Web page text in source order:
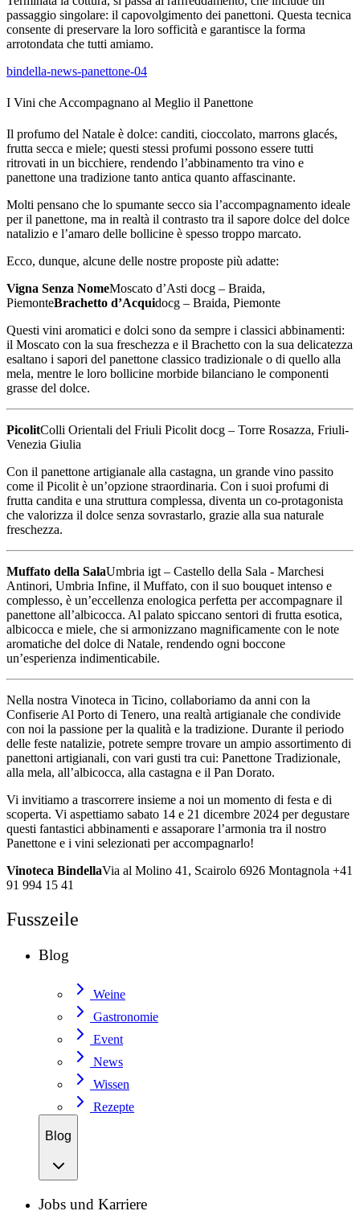
passaggio singolare: il capovolgimento dei panettoni. Questa tecnica
consente di preservare la loro sofficità e garantisce la forma
arrotondata che tutti amiamo.
bindella-news-panettone-04
I Vini che Accompagnano al Meglio il Panettone
Il profumo del Natale è dolce: canditi, cioccolato, marrons glacés,
frutta secca e miele; questi stessi profumi possono essere tutti
ritrovati in un bicchiere, rendendo l’abbinamento tra vino e
panettone una tradizione tanto antica quanto affascinante.
Molti pensano che lo spumante secco sia l’accompagnamento ideale
per il panettone, ma in realtà il contrasto tra il sapore dolce del dolce
natalizio e l’amaro delle bollicine è spesso troppo marcato.
Ecco, dunque, alcune delle nostre proposte più adatte:
Vigna Senza NomeMoscato d’Asti docg – Braida,
PiemonteBrachetto d’Acquidocg – Braida, Piemonte
Questi vini aromatici e dolci sono da sempre i classici abbinamenti:
il Moscato con la sua freschezza e il Brachetto con la sua delicatezza
esaltano i sapori del panettone classico tradizionale o di quello alla
mela, mentre le loro bollicine morbide bilanciano le componenti
grasse del dolce.
PicolitColli Orientali del Friuli Picolit docg – Torre Rosazza, Friuli-
Venezia Giulia
Con il panettone artigianale alla castagna, un grande vino passito
come il Picolit è un’opzione straordinaria. Con i suoi profumi di
frutta candita e una struttura complessa, diventa un co-protagonista
che valorizza il dolce senza sovrastarlo, grazie alla sua naturale
freschezza.
Muffato della SalaUmbria igt – Castello della Sala - Marchesi
Antinori, Umbria Infine, il Muffato, con il suo bouquet intenso e
complesso, è un’eccellenza enologica perfetta per accompagnare il
panettone all’albicocca. Al palato spiccano sentori di frutta esotica,
albicocca e miele, che si armonizzano magnificamente con le note
aromatiche del dolce di Natale, rendendo ogni boccone
un’esperienza indimenticabile.
Nella nostra Vinoteca in Ticino, collaboriamo da anni con la
Confiserie Al Porto di Tenero, una realtà artigianale che condivide
con noi la passione per la qualità e la tradizione. Durante il periodo
delle feste natalizie, potrete sempre trovare un ampio assortimento di
panettoni artigianali, con vari gusti tra cui: Panettone Tradizionale,
alla mela, all’albicocca, alla castagna e il Pan Dorato.
Vi invitiamo a trascorrere insieme a noi un momento di festa e di
scoperta. Vi aspettiamo sabato 14 e 21 dicembre 2024 per degustare
questi fantastici abbinamenti e assaporare l’armonia tra il nostro
Panettone e i vini selezionati per accompagnarlo!
Vinoteca BindellaVia al Molino 41, Scairolo 6926 Montagnola +41
91 994 15 41
Fusszeile
Blog
Weine
Gastronomie
Event
News
Wissen
Rezepte
Blog
Jobs und Karriere